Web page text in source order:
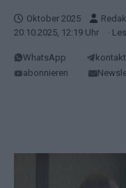
Oktober 2025
20.10.2025, 12:19 Uhr
·
WhatsApp
abonnieren